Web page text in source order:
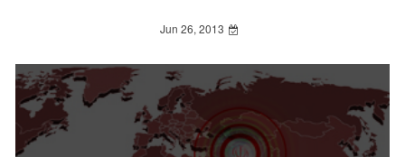
Jun 26, 2013